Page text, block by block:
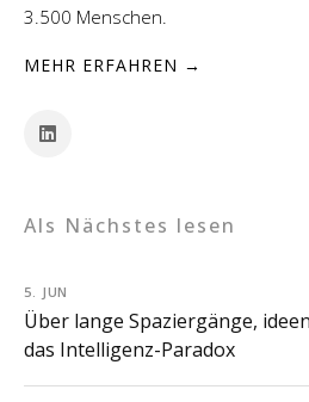
3.500 Menschen.
MEHR ERFAHREN →
Als Nächstes lesen
5. JUN
Über lange Spaziergänge,
das Intelligenz-Paradox